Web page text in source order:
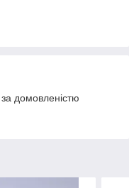
домовленістю